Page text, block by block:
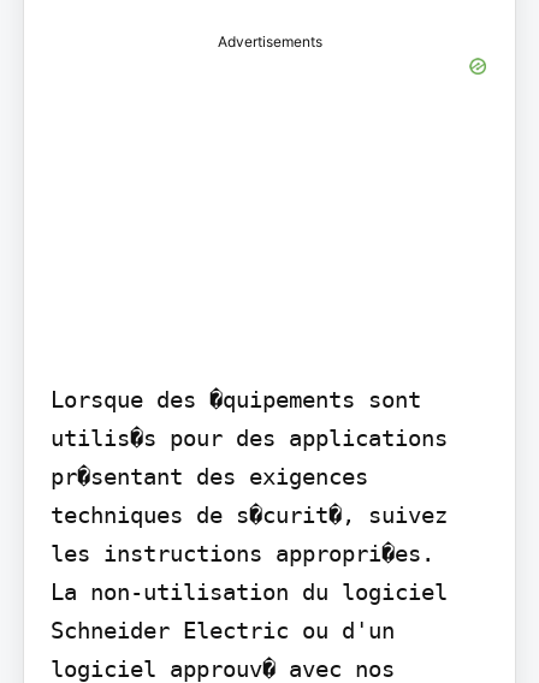
Advertisements
Lorsque des �quipements sont
utilis�s pour des applications
pr�sentant des exigences
techniques de s�curit�, suivez
les instructions appropri�es.
La non-utilisation du logiciel
Schneider Electric ou d'un
logiciel approuv� avec nos